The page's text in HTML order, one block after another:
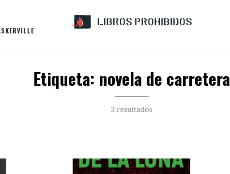
Etiqueta: novela de carretera
3 resultados